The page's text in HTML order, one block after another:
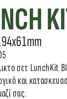
σετ LunchKit
και
σας.